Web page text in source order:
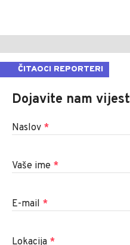
ČITAOCI REPORTERI
Dojavite nam vijest
Naslov *
Vaše ime *
E-mail *
Lokacija *